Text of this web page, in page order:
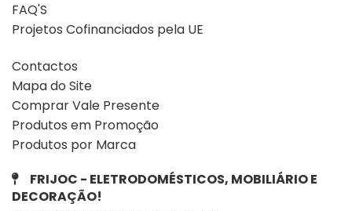
FAQ'S
Projetos Cofinanciados pela UE
Contactos
Mapa do Site
Comprar Vale Presente
Produtos em Promoção
Produtos por Marca
FRIJOC - ELETRODOMÉSTICOS, MOBILIÁRIO E
DECORAÇÃO!